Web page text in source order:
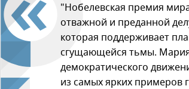
"Нобелевская премия
отважной и преданной
которая поддерживает
сгущающейся тьмы.
демократического
из самых ярких примеров